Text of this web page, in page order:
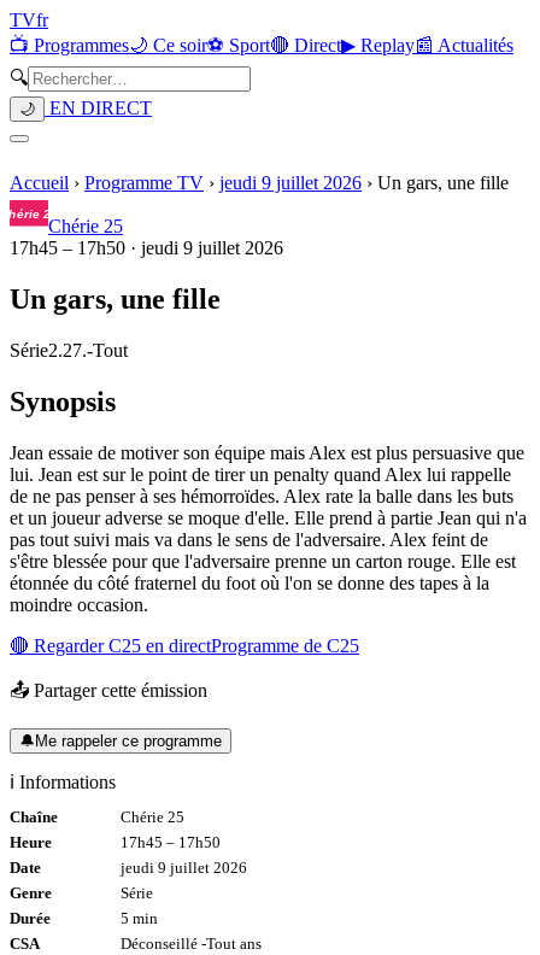
TVfr
📺 Programmes🌙 Ce soir⚽ Sport🔴 Direct▶ Replay📰 Actualités
🔍
🌙 EN DIRECT
Accueil › Programme TV › jeudi 9 juillet 2026 › Un gars, une fille
Chérie 25
17h45 – 17h50 · jeudi 9 juillet 2026
Un gars, une fille
Série2.27.-Tout
Synopsis
Jean essaie de motiver son équipe mais Alex est plus persuasive que
lui. Jean est sur le point de tirer un penalty quand Alex lui rappelle
de ne pas penser à ses hémorroïdes. Alex rate la balle dans les buts
et un joueur adverse se moque d'elle. Elle prend à partie Jean qui n'a
pas tout suivi mais va dans le sens de l'adversaire. Alex feint de
s'être blessée pour que l'adversaire prenne un carton rouge. Elle est
étonnée du côté fraternel du foot où l'on se donne des tapes à la
moindre occasion.
🔴 RegarderC25 en directProgramme de C25
📤 Partager cette émission
🔔Me rappeler ce programme
ℹ️ Informations
Chaîne
Chérie 25
Heure
17h45 – 17h50
Date
jeudi 9 juillet 2026
Genre
Série
Durée
5 min
CSA
Déconseillé -Tout ans